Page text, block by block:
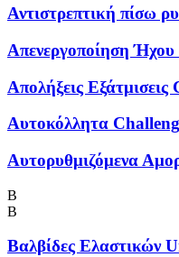
Αντιστρεπτική πίσω
Απενεργοποίηση
Απολήξεις
Αυτοκόλλητα
Αυτορυθμιζόμενα
Β
Β
Βαλβίδες Ελαστικών